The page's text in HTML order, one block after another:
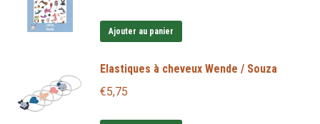
Ajouter au panier
Elastiques à cheveux Wende / Souza
€5,75